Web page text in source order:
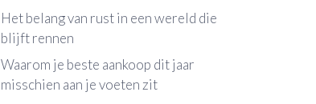
Het belang van rust in een wereld die
blijft rennen
Waarom je beste aankoop dit jaar
misschien aan je voeten zit